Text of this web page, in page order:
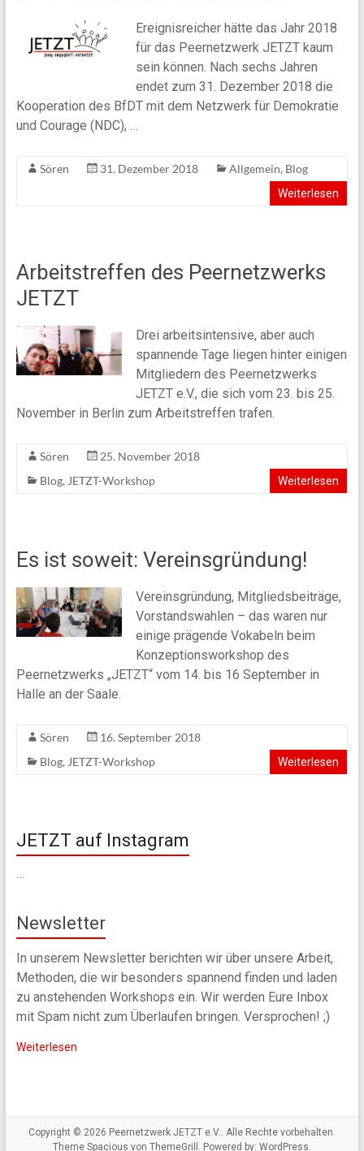
Ereignisreicher hätte das Jahr 2018
für das Peernetzwerk JETZT kaum
sein können. Nach sechs Jahren
endet zum 31. Dezember 2018 die
Kooperation des BfDT mit dem Netzwerk für Demokratie
und Courage (NDC), …
Sören 31. Dezember 2018 Allgemein, Blog
Weiterlesen
Arbeitstreffen des Peernetzwerks
JETZT
Drei arbeitsintensive, aber auch
spannende Tage liegen hinter einigen
Mitgliedern des Peernetzwerks
JETZT e.V., die sich vom 23. bis 25.
November in Berlin zum Arbeitstreffen trafen.
Sören
25. November 2018
Blog, JETZT-Workshop Weiterlesen
Es ist soweit: Vereinsgründung!
Vereinsgründung, Mitgliedsbeiträge,
Vorstandswahlen – das waren nur
einige prägende Vokabeln beim
Konzeptionsworkshop des
Peernetzwerks „JETZT“ vom 14. bis 16 September in
Halle an der Saale.
Sören
16. September 2018
Blog, JETZT-Workshop Weiterlesen
JETZT auf Instagram
…
Newsletter
In unserem Newsletter berichten wir über unsere Arbeit,
Methoden, die wir besonders spannend finden und laden
zu anstehenden Workshops ein. Wir werden Eure Inbox
mit Spam nicht zum Überlaufen bringen. Versprochen! ;)
Weiterlesen
Copyright © 2026 Peernetzwerk JETZT e.V.. Alle Rechte vorbehalten.
Theme Spacious von ThemeGrill. Powered by: WordPress.